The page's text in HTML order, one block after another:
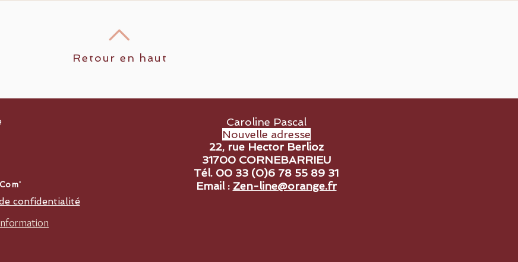
Retour en haut
confidentialité
Caroline Pascal
Nouvelle adresse
22, rue Hector Berlioz
31700 CORNEBARRIEU
Tél. 00 33 (0)6 78 55 89 31
Email : Zen-line@orange.fr